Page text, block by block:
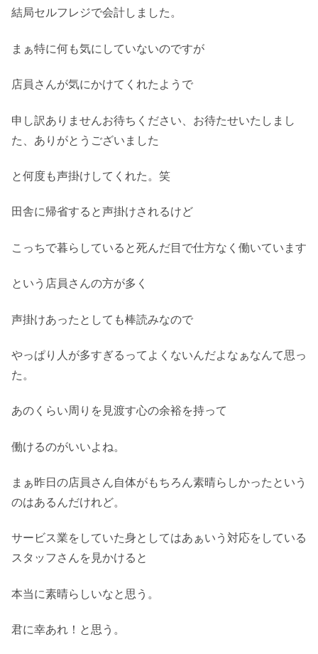
結局セルフレジで会計しました。
まぁ特に何も気にしていないのですが
店員さんが気にかけてくれたようで
申し訳ありませんお待ちください、お待たせいたしまし
た、ありがとうございました
と何度も声掛けしてくれた。笑
田舎に帰省すると声掛けされるけど
こっちで暮らしていると死んだ目で仕方なく働いています
という店員さんの方が多く
声掛けあったとしても棒読みなので
やっぱり人が多すぎるってよくないんだよなぁなんて思っ
た。
あのくらい周りを見渡す心の余裕を持って
働けるのがいいよね。
まぁ昨日の店員さん自体がもちろん素晴らしかったという
のはあるんだけれど。
サービス業をしていた身としてはあぁいう対応をしている
スタッフさんを見かけると
本当に素晴らしいなと思う。
君に幸あれ！と思う。